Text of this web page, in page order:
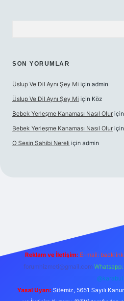
SON YORUMLAR
Üslup Ve Dil Aynı Şey Mi için admin
Üslup Ve Dil Aynı Şey Mi için Köz
Bebek Yerleşme Kanaması Nasıl Olur için
Bebek Yerleşme Kanaması Nasıl Olur için
O Sesin Sahibi Nereli için admin
Reklam ve İletişim: E-mail:
forumhizmeti@gmail.com
@karabul
Yasal Uyarı: Sitemiz, 5651 Sayılı